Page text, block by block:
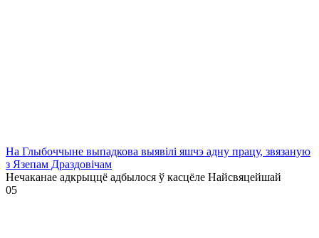
На Глыбоччыне выпадкова выявілі яшчэ адну працу, звязаную
з Язепам Драздовічам
Нечаканае адкрыццё адбылося ў касцёле Найсвяцейшай
05